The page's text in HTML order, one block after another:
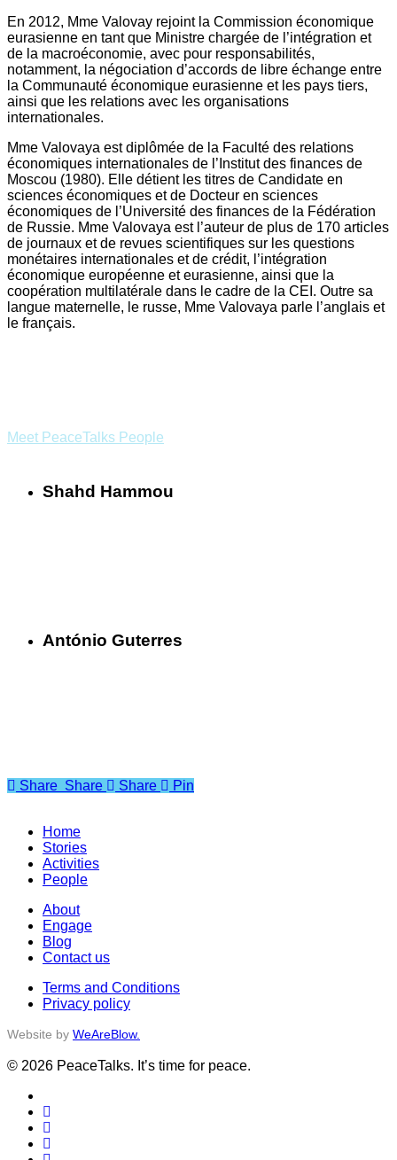
En 2012, Mme Valovay rejoint la Commission économique
eurasienne en tant que Ministre chargée de l’intégration et
de la macroéconomie, avec pour responsabilités,
notamment, la négociation d’accords de libre échange entre
la Communauté économique eurasienne et les pays tiers,
ainsi que les relations avec les organisations
internationales.
Mme Valovaya est diplômée de la Faculté des relations
économiques internationales de l’Institut des finances de
Moscou (1980). Elle détient les titres de Candidate en
sciences économiques et de Docteur en sciences
économiques de l’Université des finances de la Fédération
de Russie. Mme Valovaya est l’auteur de plus de 170 articles
de journaux et de revues scientifiques sur les questions
monétaires internationales et de crédit, l’intégration
économique européenne et eurasienne, ainsi que la
coopération multilatérale dans le cadre de la CEI. Outre sa
langue maternelle, le russe, Mme Valovaya parle l’anglais et
le français.
Meet PeaceTalks People
Shahd Hammou
António Guterres
Share
Share Share Share Pin
Home
Stories
Activities
People
About
Engage
Blog
Contact us
Terms and Conditions
Privacy policy
Website by WeAreBlow.
© 2026 PeaceTalks. It’s time for peace.
twitter
facebook
vimeo
linkedin